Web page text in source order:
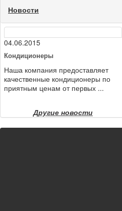
Новости
04.06.2015
Кондиционеры
Наша компания предоставляет
качественные кондиционеры по
приятным ценам от первых ...
Другие новости